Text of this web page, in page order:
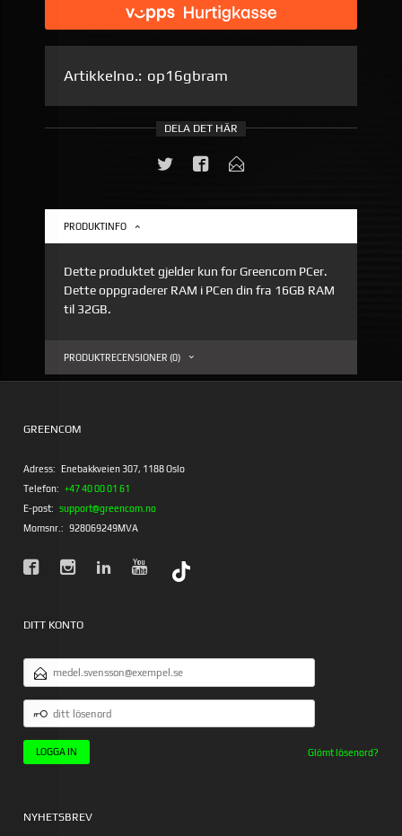
Artikkelno.: op16gbram
DELA DET HÄR
PRODUKTINFO
Dette produktet gjelder kun for Greencom PCer.
Dette oppgraderer RAM i PCen din fra 16GB RAM
til 32GB.
PRODUKTRECENSIONER (0)
GREENCOM
Adress: Enebakkveien 307, 1188 Oslo
Telefon: +47 40 00 01 61
E-post: support@greencom.no
Momsnr.: 928069249MVA
DITT KONTO
POSTADRESS
DITT
LÖSENORD
Glömt lösenord?
NYHETSBREV